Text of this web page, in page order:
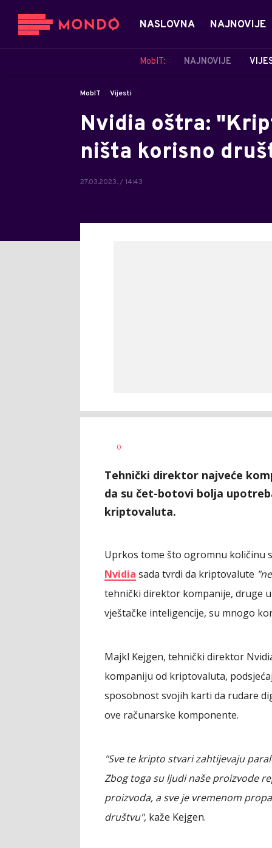
NASLOVNA NAJNOVIJE
MobIT: NAJNOVIJE
MobIT Vijesti
Nvidia oštra:
ništa korisno
27.03.2023. / 14:43
AUTOR
0
Tehnički direktor najveće
da su čet-botovi bolja
kriptovaluta.
Uprkos tome što ogromnu količinu
Nvidia sada tvrdi da kriptovalute
tehnički direktor kompanije, druge
vještačke inteligencije, su mnogo
Majkl Kejgen, tehnički direktor
kompaniju od kriptovaluta,
sposobnost svojih karti da rudare
ove računarske komponente.
"Sve te kripto stvari zahtijevaju
Zbog toga su ljudi naše proizvode
proizvoda, a sve je vremenom
društvu", kaže Kejgen.